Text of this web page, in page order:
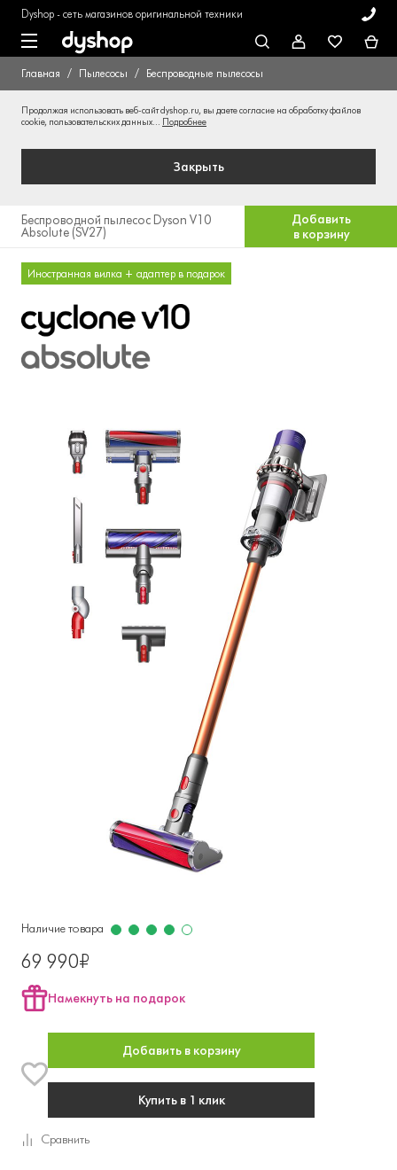
Dyshop - сеть магазинов оригинальной техники
Главная Пылесосы Беспроводные пылесосы
Продолжая использовать веб-сайт dyshop.ru, вы даете согласие на обработку файлов
cookie, пользовательских данных... Подробнее
Закрыть
Беспроводной пылесос Dyson V10
Absolute (SV27)
Добавить
в корзину
Иностранная вилка + адаптер в подарок
Наличие товара
69 990₽
Намекнуть на подарок
Добавить в корзину
Купить в 1 клик
Cравнить